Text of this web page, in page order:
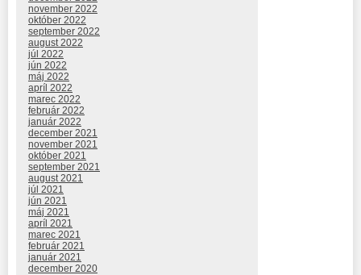
november 2022
október 2022
september 2022
august 2022
júl 2022
jún 2022
máj 2022
apríl 2022
marec 2022
február 2022
január 2022
december 2021
november 2021
október 2021
september 2021
august 2021
júl 2021
jún 2021
máj 2021
apríl 2021
marec 2021
február 2021
január 2021
december 2020